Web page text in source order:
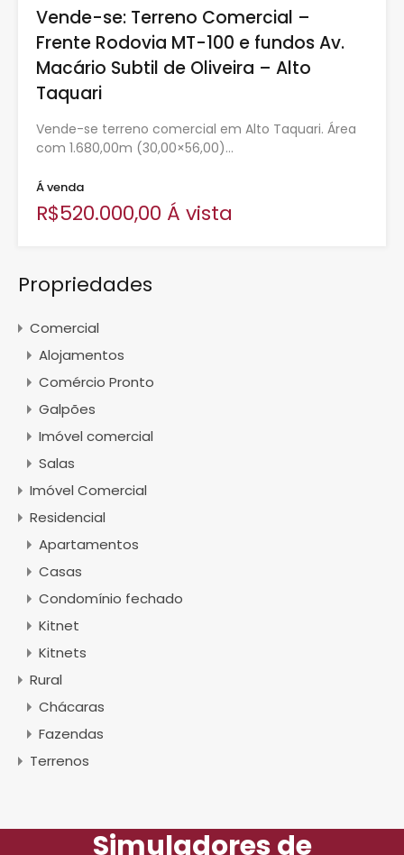
Vende-se: Terreno Comercial –
Frente Rodovia MT-100 e fundos Av.
Macário Subtil de Oliveira – Alto
Taquari
Vende-se terreno comercial em Alto Taquari. Área
com 1.680,00m (30,00×56,00)…
Á venda
R$520.000,00 Á vista
Propriedades
Comercial
Alojamentos
Comércio Pronto
Galpões
Imóvel comercial
Salas
Imóvel Comercial
Residencial
Apartamentos
Casas
Condomínio fechado
Kitnet
Kitnets
Rural
Chácaras
Fazendas
Terrenos
Simuladores de